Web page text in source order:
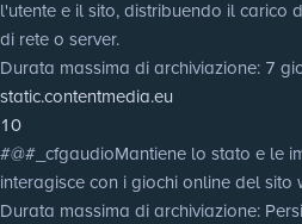
l'utente e il sito, distribuendo il carico
di rete o server.
Durata massima di archiviazione: 7
static.contentmedia.eu
10
#@#_cfgaudioMantiene lo stato e le
interagisce con i giochi online del sito
Durata massima di archiviazione: